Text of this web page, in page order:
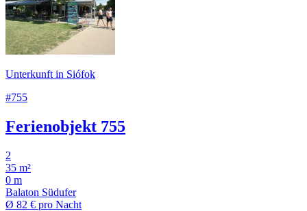
Unterkunft in Siófok
#755
Ferienobjekt 755
2
35 m²
0 m
Balaton Südufer
Ø 82 € pro Nacht